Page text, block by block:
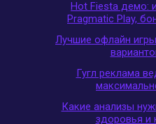
Hot Fiesta демо:
Pragmatic Play,
Лучшие офлайн
Гугл реклама
Какие анализы
здоровья и